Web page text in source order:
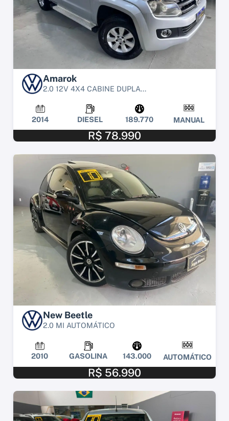
Amarok
2.0 12V 4X4 CABINE DUPLA...
2014 DIESEL 189.770 MANUAL
R$ 78.990
New Beetle
2.0 MI AUTOMÁTICO
2010 GASOLINA 143.000 AUTOMÁTICO
R$ 56.990